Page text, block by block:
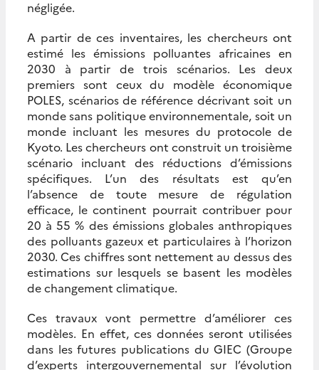
négligée.
A partir de ces inventaires, les chercheurs ont
estimé les émissions polluantes africaines en
2030 à partir de trois scénarios. Les deux
premiers sont ceux du modèle économique
POLES, scénarios de référence décrivant soit un
monde sans politique environnementale, soit un
monde incluant les mesures du protocole de
Kyoto. Les chercheurs ont construit un troisième
scénario incluant des réductions d’émissions
spécifiques. L’un des résultats est qu’en
l’absence de toute mesure de régulation
efficace, le continent pourrait contribuer pour
20 à 55 % des émissions globales anthropiques
des polluants gazeux et particulaires à l’horizon
2030. Ces chiffres sont nettement au dessus des
estimations sur lesquels se basent les modèles
de changement climatique.
Ces travaux vont permettre d’améliorer ces
modèles. En effet, ces données seront utilisées
dans les futures publications du GIEC (Groupe
d’experts intergouvernemental sur l’évolution